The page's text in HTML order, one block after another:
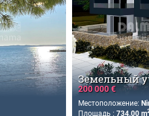
Земельный
200 000 €
Местоположение:
Площадь : 734,00 m